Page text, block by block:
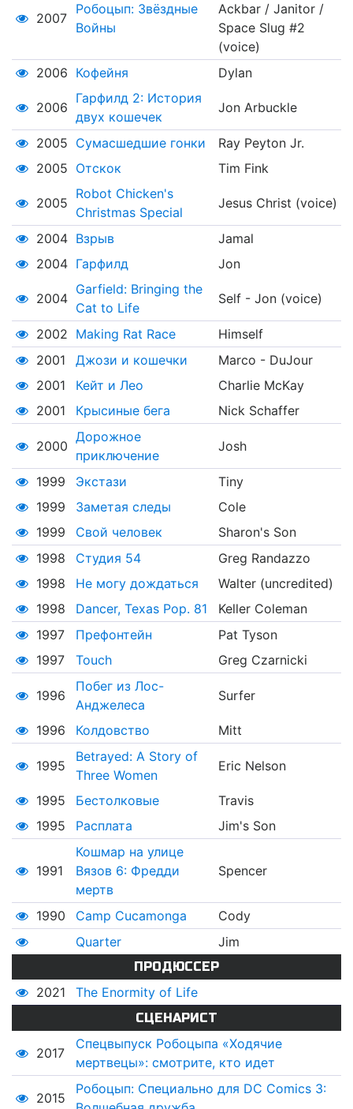
2007
Робоцып: Звёздные
Войны
Ackbar / Janitor /
Space Slug #2
(voice)
2006 Кофейня Dylan
2006
Гарфилд 2: История
двух кошечек
Jon Arbuckle
2005 Сумасшедшие гонки
Ray Peyton Jr.
2005 Отскок Tim Fink
2005
Robot Chicken's
Christmas Special
Jesus Christ (voice)
2004 Взрыв
Jamal
2004 Гарфилд Jon
2004
Garfield: Bringing the
Cat to Life
Self - Jon (voice)
2002 Making Rat Race
Himself
2001
Джози и кошечки
Marco - DuJour
2001
Кейт и Лео
Charlie McKay
2001
Крысиные бега Nick Schaffer
2000
Дорожное
приключение
Josh
1999 Экстази
Tiny
1999
Заметая следы
Cole
1999
Свой человек
Sharon's Son
1998
Студия 54
Greg Randazzo
1998
Не могу дождаться
Walter (uncredited)
1998
Dancer, Texas Pop. 81
Keller Coleman
1997
Префонтейн
Pat Tyson
1997
Touch Greg Czarnicki
1996
Побег из Лос-
Анджелеса
Surfer
1996 Колдовство Mitt
1995
Betrayed: A Story of
Three Women
Eric Nelson
1995 Бестолковые
Travis
1995
Расплата Jim's Son
1991
Кошмар на улице
Вязов 6: Фредди
мертв
Spencer
1990 Camp Cucamonga
Cody
Quarter
Jim
ПРОДЮССЕР
2021 The Enormity of Life
СЦЕНАРИСТ
2017
Спецвыпуск Робоцыпа «Ходячие
мертвецы»: смотрите, кто идет
2015
Робоцып: Специально для DC Comics 3: